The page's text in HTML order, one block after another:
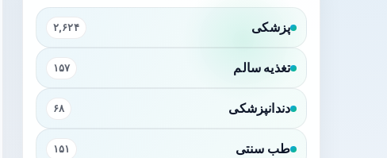
پزشکی ۲,۶۲۴
تغذیه سالم ۱۵۷
دندانپزشکی ۶۸
طب سنتی ۱۵۱